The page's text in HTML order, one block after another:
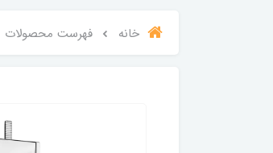
خانه فهرست محصولات